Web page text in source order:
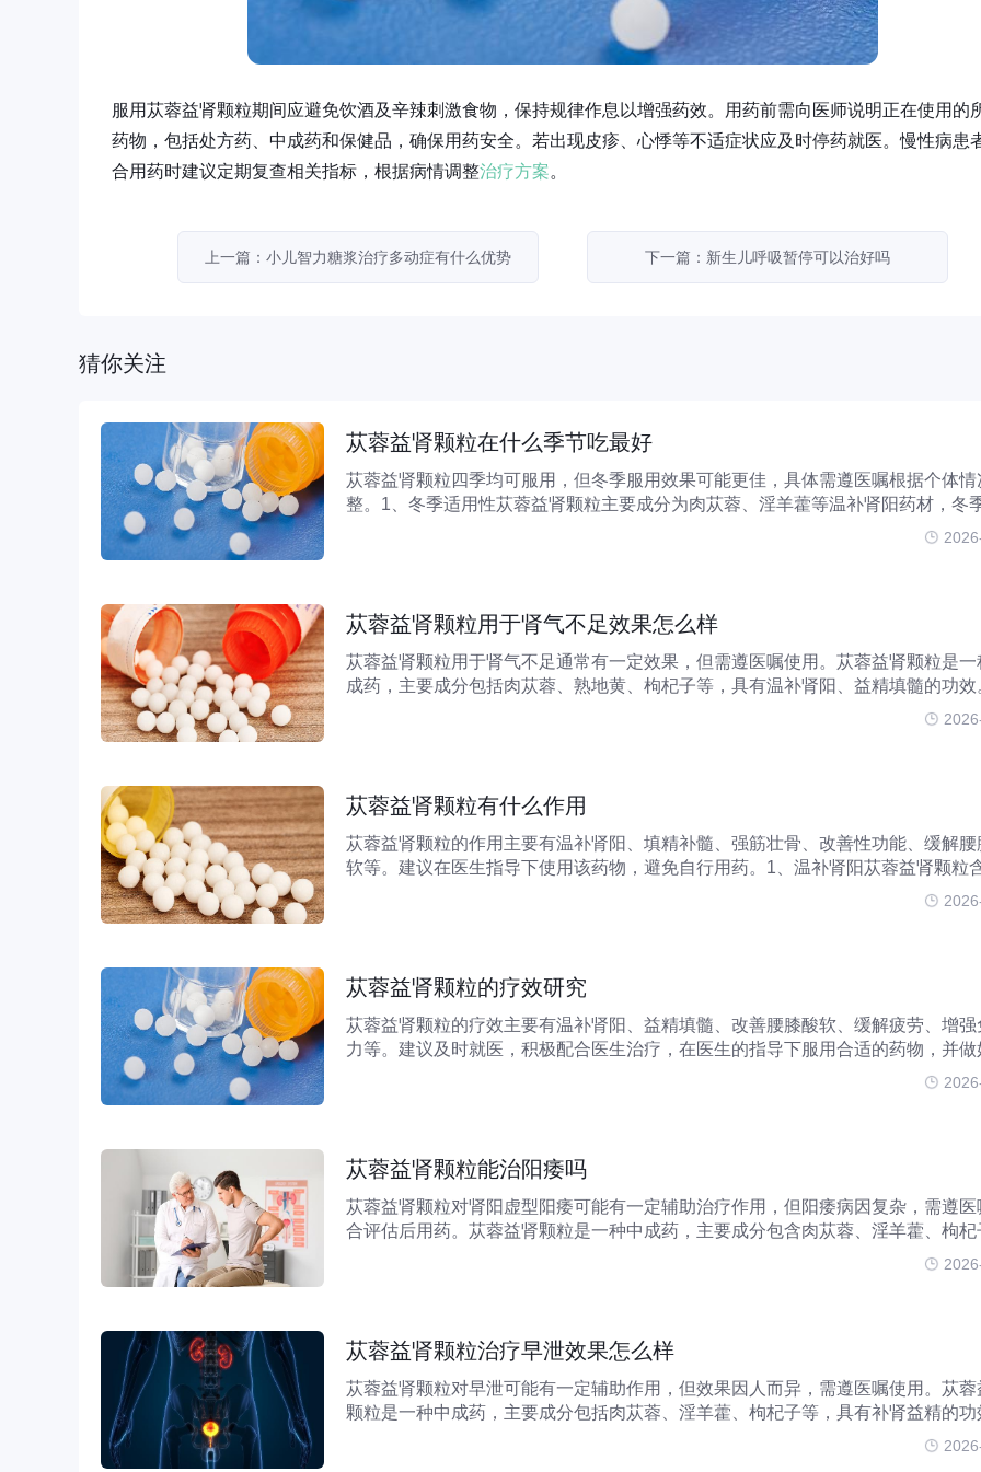
服用苁蓉益肾颗粒期间应避免饮酒及辛辣刺激食物，保持规律作息以增强药效。用药前需向医师说明正在使用的
药物，包括处方药、中成药和保健品，确保用药安全。若出现皮疹、心悸等不适症状应及时停药就医。慢性病患
合用药时建议定期复查相关指标，根据病情调整治疗方案。
上一篇：小儿智力糖浆治疗多动症有什么优势 下一篇：新生儿呼吸暂停可以治好吗
猜你关注
苁蓉益肾颗粒在什么季节吃最好
苁蓉益肾颗粒四季均可服用，但冬季服用效果可能更佳，具体需遵医嘱根据个体情
整。1、冬季适用性苁蓉益肾颗粒主要成分为肉苁蓉、淫羊藿等温补肾阳药材，冬
寒冷，人体阳气内敛，此时服用有助于增强温补效果。肾阳虚患者常见畏寒肢冷、
苁蓉益肾颗粒用于肾气不足效果怎么样
苁蓉益肾颗粒用于肾气不足通常有一定效果，但需遵医嘱使用。苁蓉益肾颗粒是一
成药，主要成分包括肉苁蓉、熟地黄、枸杞子等，具有温补肾阳、益精填髓的功效
气不足患者常见腰膝酸软、畏寒肢冷、夜尿频多等症状，该药物可通过补益肾气缓
苁蓉益肾颗粒有什么作用
苁蓉益肾颗粒的作用主要有温补肾阳、填精补髓、强筋壮骨、改善性功能、缓解腰
软等。建议在医生指导下使用该药物，避免自行用药。1、温补肾阳苁蓉益肾颗粒
苁蓉、淫羊藿等成分，具有温补肾阳的作用。肾阳不足可能导致畏寒肢冷、精神不
苁蓉益肾颗粒的疗效研究
苁蓉益肾颗粒的疗效主要有温补肾阳、益精填髓、改善腰膝酸软、缓解疲劳、增强
力等。建议及时就医，积极配合医生治疗，在医生的指导下服用合适的药物，并做
食调理。1、温补肾阳苁蓉益肾颗粒中的肉苁蓉、淫羊藿等成分具有温补肾阳的作
苁蓉益肾颗粒能治阳痿吗
苁蓉益肾颗粒对肾阳虚型阳痿可能有一定辅助治疗作用，但阳痿病因复杂，需遵医
合评估后用药。苁蓉益肾颗粒是一种中成药，主要成分包含肉苁蓉、淫羊藿、枸杞
补肾阳药材。其说明书标注的适应证为肾阳虚引起的腰膝酸软、头晕耳鸣等症状。
苁蓉益肾颗粒治疗早泄效果怎么样
苁蓉益肾颗粒对早泄可能有一定辅助作用，但效果因人而异，需遵医嘱使用。苁蓉
颗粒是一种中成药，主要成分包括肉苁蓉、淫羊藿、枸杞子等，具有补肾益精的功
部分早泄患者可能存在肾虚的情况，服用苁蓉益肾颗粒后可能会改善相关症状。该